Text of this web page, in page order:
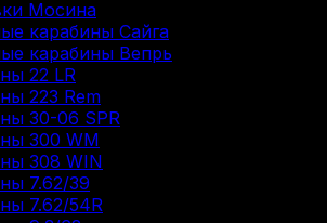
Мосина
карабины Сайга
карабины Вепрь
22 LR
223 Rem
30-06 SPR
300 WM
308 WIN
7.62/39
7.62/54R